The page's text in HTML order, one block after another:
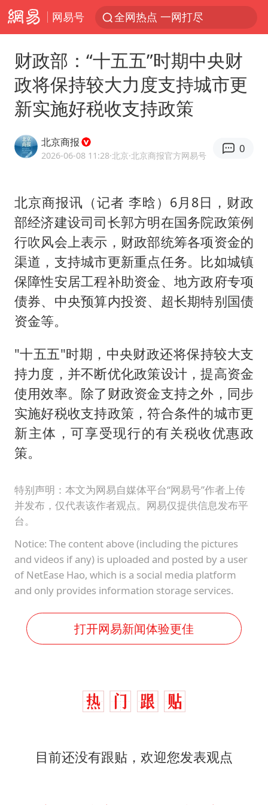
网易号 全网热点 一网打尽
财政部：“十五五”时期中央财
政将保持较大力度支持城市更
新实施好税收支持政策
北京商报
2026-06-08 11:28·北京·北京商报官方网易号
0
北京商报讯（记者 李晗）6月8日，财政
部经济建设司司长郭方明在国务院政策例
行吹风会上表示，财政部统筹各项资金的
渠道，支持城市更新重点任务。比如城镇
保障性安居工程补助资金、地方政府专项
债券、中央预算内投资、超长期特别国债
资金等。
"十五五"时期，中央财政还将保持较大支
持力度，并不断优化政策设计，提高资金
使用效率。除了财政资金支持之外，同步
实施好税收支持政策，符合条件的城市更
新主体，可享受现行的有关税收优惠政
策。
特别声明：本文为网易自媒体平台“网易号”作者上传
并发布，仅代表该作者观点。网易仅提供信息发布平
台。
Notice: The content above (including the pictures
and videos if any) is uploaded and posted by a user
of NetEase Hao, which is a social media platform
and only provides information storage services.
打开网易新闻体验更佳
目前还没有跟贴，欢迎您发表观点